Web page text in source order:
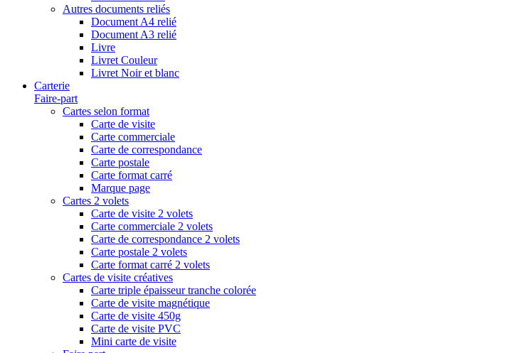
Autres documents reliés
Document A4 relié
Document A3 relié
Livre
Livret Couleur
Livret Noir et blanc
Carterie
Faire-part
Cartes selon format
Carte de visite
Carte commerciale
Carte de correspondance
Carte postale
Carte format carré
Marque page
Cartes 2 volets
Carte de visite 2 volets
Carte commerciale 2 volets
Carte de correspondance 2 volets
Carte postale 2 volets
Carte format carré 2 volets
Cartes de visite créatives
Carte triple épaisseur tranche colorée
Carte de visite magnétique
Carte de visite 450g
Carte de visite PVC
Mini carte de visite